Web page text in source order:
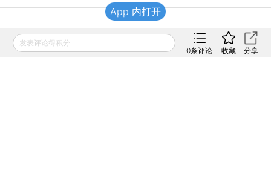
财新移动
发表评论得积分
0条评论 收藏 分享
App 内打开